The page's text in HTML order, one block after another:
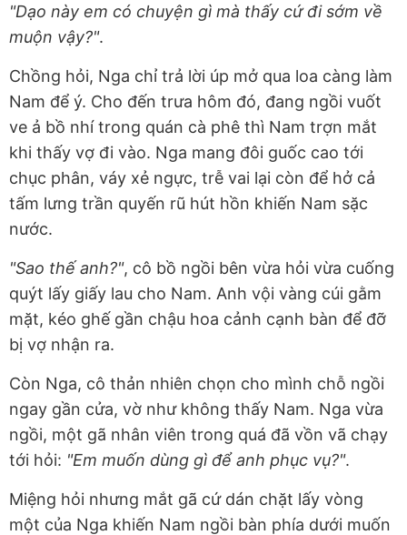
"Dạo này em có chuyện gì mà thấy cứ đi sớm về
muộn vậy?".
Chồng hỏi, Nga chỉ trả lời úp mở qua loa càng làm
Nam để ý. Cho đến trưa hôm đó, đang ngồi vuốt
ve ả bồ nhí trong quán cà phê thì Nam trợn mắt
khi thấy vợ đi vào. Nga mang đôi guốc cao tới
chục phân, váy xẻ ngực, trễ vai lại còn để hở cả
tấm lưng trần quyến rũ hút hồn khiến Nam sặc
nước.
"Sao thế anh?", cô bồ ngồi bên vừa hỏi vừa cuống
quýt lấy giấy lau cho Nam. Anh vội vàng cúi gằm
mặt, kéo ghế gần chậu hoa cảnh cạnh bàn để đỡ
bị vợ nhận ra.
Còn Nga, cô thản nhiên chọn cho mình chỗ ngồi
ngay gần cửa, vờ như không thấy Nam. Nga vừa
ngồi, một gã nhân viên trong quá đã vồn vã chạy
tới hỏi: "Em muốn dùng gì để anh phục vụ?".
Miệng hỏi nhưng mắt gã cứ dán chặt lấy vòng
một của Nga khiến Nam ngồi bàn phía dưới muốn